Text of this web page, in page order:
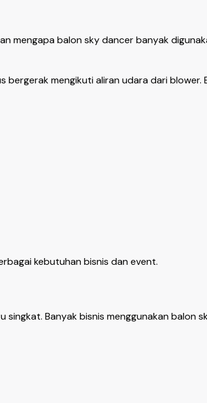
mengapa balon sky dancer banyak
mengikuti aliran udara dari
kebutuhan bisnis dan event.
Banyak bisnis menggunakan balon